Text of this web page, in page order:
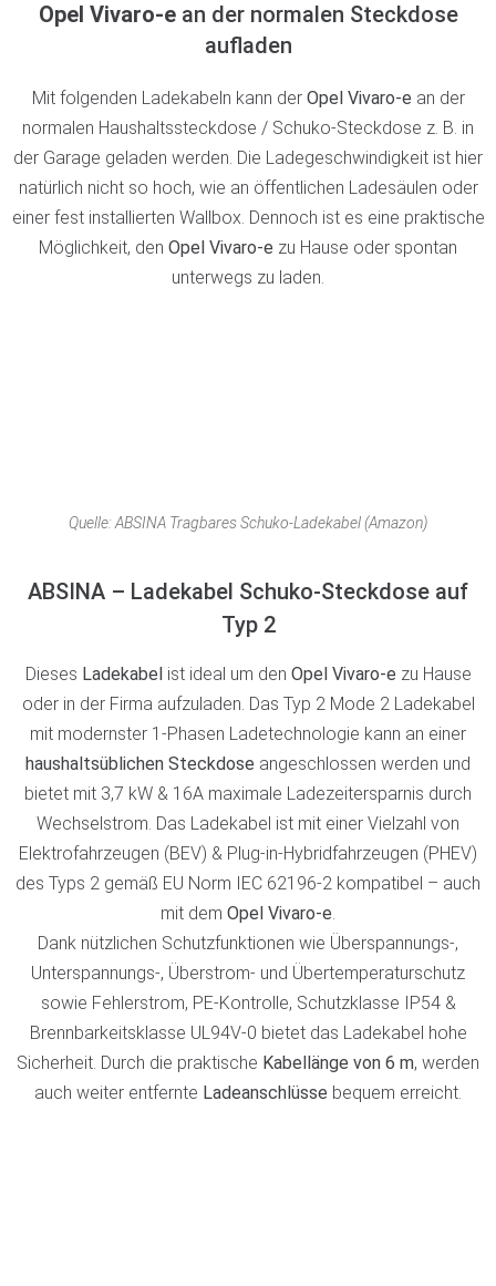
Opel Vivaro-e an der normalen Steckdose
aufladen
Mit folgenden Ladekabeln kann der Opel Vivaro-e an der
normalen Haushaltssteckdose / Schuko-Steckdose z. B. in
der Garage geladen werden. Die Ladegeschwindigkeit ist hier
natürlich nicht so hoch, wie an öffentlichen Ladesäulen oder
einer fest installierten Wallbox. Dennoch ist es eine praktische
Möglichkeit, den Opel Vivaro-e zu Hause oder spontan
unterwegs zu laden.
Quelle: ABSINA Tragbares Schuko-Ladekabel (Amazon)
ABSINA – Ladekabel Schuko-Steckdose auf
Typ 2
Dieses Ladekabel ist ideal um den Opel Vivaro-e zu Hause
oder in der Firma aufzuladen. Das Typ 2 Mode 2 Ladekabel
mit modernster 1-Phasen Ladetechnologie kann an einer
haushaltsüblichen Steckdose angeschlossen werden und
bietet mit 3,7 kW & 16A maximale Ladezeitersparnis durch
Wechselstrom. Das Ladekabel ist mit einer Vielzahl von
Elektrofahrzeugen (BEV) & Plug-in-Hybridfahrzeugen (PHEV)
des Typs 2 gemäß EU Norm IEC 62196-2 kompatibel – auch
mit dem Opel Vivaro-e.
Dank nützlichen Schutzfunktionen wie Überspannungs-,
Unterspannungs-, Überstrom- und Übertemperaturschutz
sowie Fehlerstrom, PE-Kontrolle, Schutzklasse IP54 &
Brennbarkeitsklasse UL94V-0 bietet das Ladekabel hohe
Sicherheit. Durch die praktische Kabellänge von 6 m, werden
auch weiter entfernte Ladeanschlüsse bequem erreicht.